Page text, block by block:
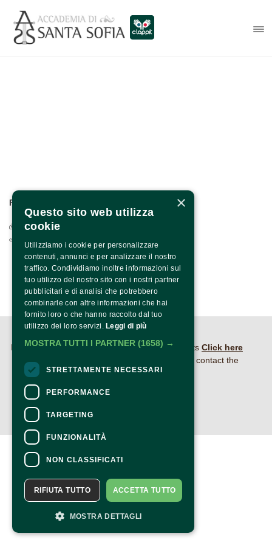
PER INFO E CONTATTI:
Via Francesco Albergamo, 4 - 82100 Benevento
For information and support in purchasing tickets Click here
For information on the program and the event, contact the
organizer.
×
Questo sito web utilizza
cookie
Utilizziamo i cookie per personalizzare
contenuti, annunci e per analizzare il nostro
traffico. Condividiamo inoltre informazioni sul
tuo utilizzo del nostro sito con i nostri partner
pubblicitari e di analisi che potrebbero
combinarle con altre informazioni che hai
fornito loro o che hanno raccolto dal tuo
utilizzo dei loro servizi. Leggi di più
MOSTRA TUTTI I PARTNER (1658) →
STRETTAMENTE NECESSARI
PERFORMANCE
TARGETING
FUNZIONALITÀ
NON CLASSIFICATI
ACCETTA TUTTO
RIFIUTA TUTTO
MOSTRA DETTAGLI